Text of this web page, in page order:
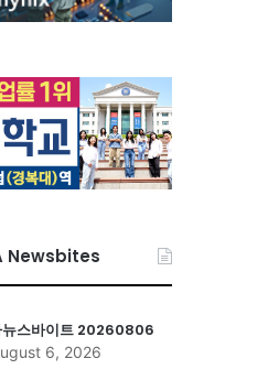
Newsbites
뉴스바이트 20260806
6, 2026